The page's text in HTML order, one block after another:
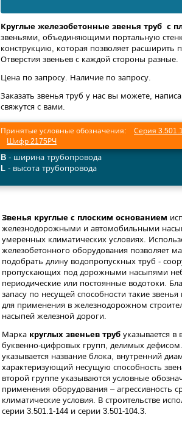
Круглые железобетонные звенья труб с
звеньями, объединяющими портальную
конструкцию, которая позволяет расширить
Отверстия звеньев с каждой стороны разные.
Цена по запросу. Наличие по запросу.
Заказать звенья труб у нас вы можете,
свяжутся с вами.
Принятые условные обозначения: Серия
Шифр 2175РЧ
B - ширина трубопровода
L - высота трубопровода
Звенья круглые с плоским основанием
железнодорожными и автомобильными
умеренных климатических условиях.
железобетонного оборудования позволяет
подобрать длину водопропускных труб -
пропускающих под дорожными насыпями
периодические или постоянные водотоки.
запасу по несущей способности такие звенья
для применения в железнодорожном
насыпей железной дороги.
Марка круглых звеньев труб указывается в
буквенно-цифровых групп, делимых
указывается название блока, внутренний
характеризующий несущую способность
второй группе указываются условные
применения оборудования – агрессивность
климатические условия. В строительстве
серии 3.501.1-144 и серии 3.501-104.3.